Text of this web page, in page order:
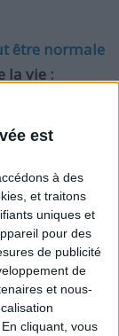
est
à des
et traitons
uniques et
pour des
de publicité
de
et nous-
cliquant, vous
être normale
la vie :
grandir
croissance.
de manger
ou à
).
accroître
d'une